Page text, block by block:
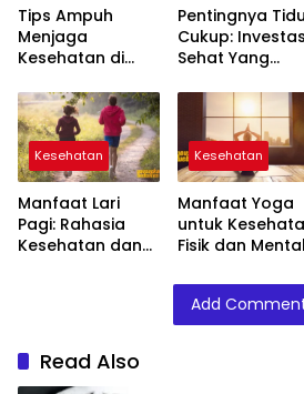
Tips Ampuh
Menjaga
Kesehatan di
Padatnya
Kesibukan
Pentingnya
Cukup:
Sehat Yang
Kesehatan
Manfaat Lari
Pagi: Rahasia
Kesehatan dan
Kesehatan
Manfaat Yoga
untuk
Fisik dan Mental
Add
Read Also